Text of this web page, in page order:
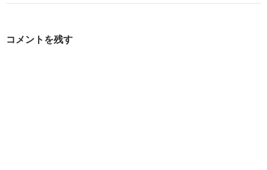
コメントを残す